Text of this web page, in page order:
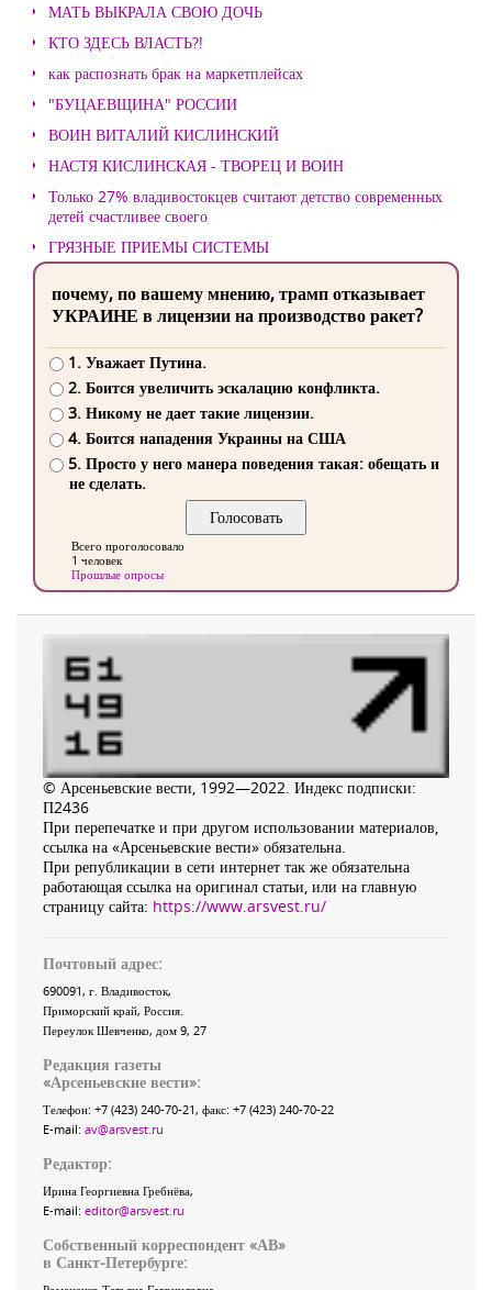
МАТЬ ВЫКРАЛА СВОЮ ДОЧЬ
КТО ЗДЕСЬ ВЛАСТЬ?!
как распознать брак на маркетплейсах
"БУЦАЕВЩИНА" РОССИИ
ВОИН ВИТАЛИЙ КИСЛИНСКИЙ
НАСТЯ КИСЛИНСКАЯ - ТВОРЕЦ И ВОИН
Только 27% владивостокцев считают детство современных
детей счастливее своего
ГРЯЗНЫЕ ПРИЕМЫ СИСТЕМЫ
почему, по вашему мнению, трамп отказывает
УКРАИНЕ в лицензии на производство ракет?
1. Уважает Путина.
2. Боится увеличить эскалацию конфликта.
3. Никому не дает такие лицензии.
4. Боится нападения Украины на США
5. Просто у него манера поведения такая: обещать и
не сделать.
Всего проголосовало
1 человек
Прошлые опросы
© Арсеньевские вести, 1992—2022. Индекс подписки:
П2436
При перепечатке и при другом использовании материалов,
ссылка на «Арсеньевские вести» обязательна.
При републикации в сети интернет так же обязательна
работающая ссылка на оригинал статьи, или на главную
страницу сайта: https://www.arsvest.ru/
Почтовый адрес:
690091, г. Владивосток,
Приморский край, Россия
Переулок Шевченко, дом 9, 27
Редакция газеты
«Арсеньевские вести»:
Телефон: +7 (423) 240-70-21, факс: +7 (423) 240-70-22
E-mail: av@arsvest.ru
Редактор:
Ирина Георгиевна Гребнёва,
E-mail: editor@arsvest.ru
Собственный корреспондент «АВ»
в Санкт-Петербурге: